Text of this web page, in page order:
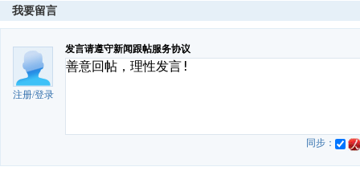
我要留言
注册/登录
发言请遵守新闻跟帖服务协议
同步：